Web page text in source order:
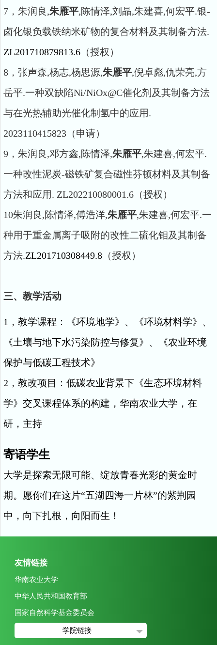
7，朱润良,朱雁平,陈情泽,刘晶,朱建喜,何宏平.银-
卤化银负载铁纳米矿物的复合材料及其制备方法.
ZL201710879813.6 （授权）
8，张声森,杨志,杨思源,朱雁平,倪卓彪,仇荣亮,方
岳平.一种双缺陷Ni/NiOx@C催化剂及其制备方法
与在光热辅助光催化制氢中的应用.
2023110415823（申请）
9，朱润良,邓方鑫,陈情泽,朱雁平,朱建喜,何宏平.
一种改性泥炭-磁铁矿复合磁性芬顿材料及其制备
方法和应用. ZL202210080001.6（授权）
10朱润良,陈情泽,傅浩洋,朱雁平,朱建喜,何宏平.一
种用于重金属离子吸附的改性二硫化钼及其制备
方法.ZL201710308449.8 （授权）
三、教学活动
1，教学课程：《环境地学》、《环境材料学》、
《土壤与地下水污染防控与修复》、《农业环境
保护与低碳工程技术》
2，教改项目：低碳农业背景下《生态环境材料
学》交叉课程体系的构建，华南农业大学，在
研，主持
寄语学生
大学是探索无限可能、绽放青春光彩的黄金时
期。愿你们在这片“五湖四海一片林”的紫荆园
中，向下扎根，向阳而生！
友情链接
华南农业大学
中华人民共和国教育部
国家自然科学基金委员会
学院链接